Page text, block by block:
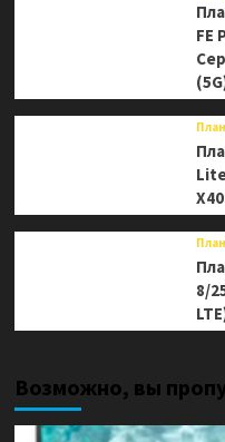
FE
8/
Возможно, вы